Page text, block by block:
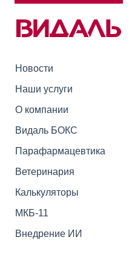
Новости
Наши услуги
О компании
Видаль БОКС
Парафармацевтика
Ветеринария
Калькуляторы
МКБ-11
Внедрение ИИ